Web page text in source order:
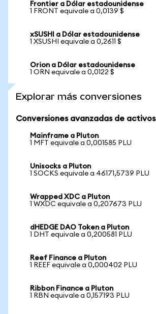
Frontier a Dólar estadounidense
1 FRONT equivale a 0,0139 $
xSUSHI a Dólar estadounidense
1 XSUSHI equivale a 0,2611 $
Orion a Dólar estadounidense
1 ORN equivale a 0,0122 $
Explorar más conversiones
Conversiones avanzadas de activos
Mainframe a Pluton
1 MFT equivale a 0,001585 PLU
Unisocks a Pluton
1 SOCKS equivale a 46171,5739 PLU
Wrapped XDC a Pluton
1 WXDC equivale a 0,207673 PLU
dHEDGE DAO Token a Pluton
1 DHT equivale a 0,200581 PLU
Reef Finance a Pluton
1 REEF equivale a 0,000402 PLU
Ribbon Finance a Pluton
1 RBN equivale a 0,157193 PLU